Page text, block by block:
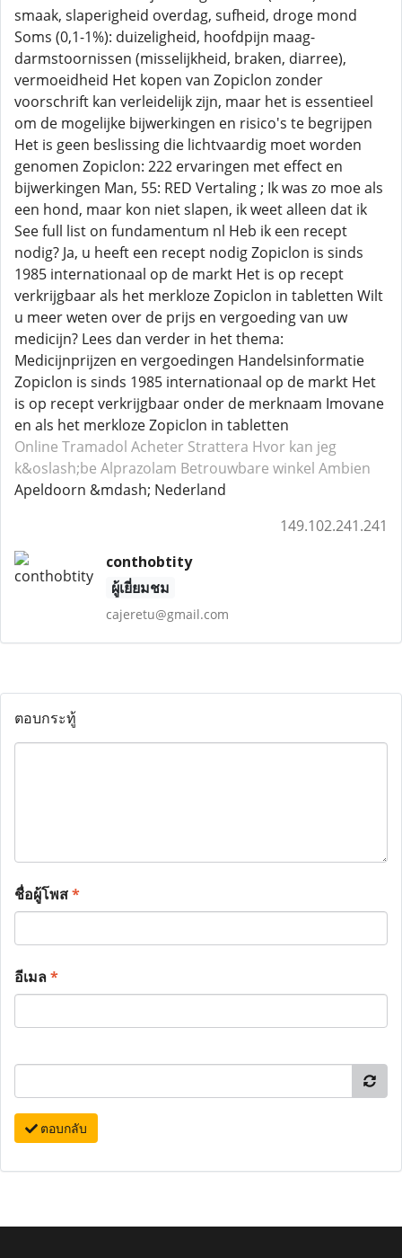
smaak, slaperigheid overdag, sufheid, droge mond
Soms (0,1-1%): duizeligheid, hoofdpijn maag-
darmstoornissen (misselijkheid, braken, diarree),
vermoeidheid Het kopen van Zopiclon zonder
voorschrift kan verleidelijk zijn, maar het is essentieel
om de mogelijke bijwerkingen en risico's te begrijpen
Het is geen beslissing die lichtvaardig moet worden
genomen Zopiclon: 222 ervaringen met effect en
bijwerkingen Man, 55: RED Vertaling ; Ik was zo moe als
een hond, maar kon niet slapen, ik weet alleen dat ik
See full list on fundamentum nl Heb ik een recept
nodig? Ja, u heeft een recept nodig Zopiclon is sinds
1985 internationaal op de markt Het is op recept
verkrijgbaar als het merkloze Zopiclon in tabletten Wilt
u meer weten over de prijs en vergoeding van uw
medicijn? Lees dan verder in het thema:
Medicijnprijzen en vergoedingen Handelsinformatie
Zopiclon is sinds 1985 internationaal op de markt Het
is op recept verkrijgbaar onder de merknaam Imovane
en als het merkloze Zopiclon in tabletten
Online Tramadol Acheter Strattera Hvor kan jeg
k&oslash;be Alprazolam Betrouwbare winkel Ambien
Apeldoorn &mdash; Nederland
149.102.241.241
conthobtity
ผู้เยี่ยมชม
cajeretu@gmail.com
ตอบกระทู้
ชื่อผู้โพส*
อีเมล*
ตอบกลับ